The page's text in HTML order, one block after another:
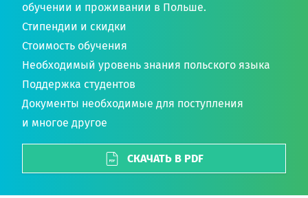
обучении и проживании в Польше.
Стипендии и скидки
Стоимость обучения
Необходимый уровень знания польского языка
Поддержка студентов
Документы необходимые для поступления
и многое другое
СКАЧАТЬ В PDF